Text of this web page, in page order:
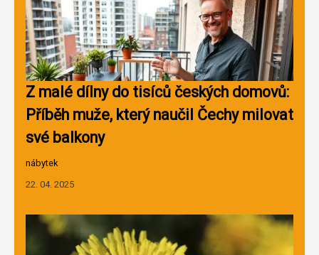
Z malé dílny do tisíců českých domovů:
Příběh muže, který naučil Čechy milovat
své balkony
nábytek
22. 04. 2025